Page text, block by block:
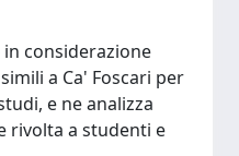
considerazione
a Ca' Foscari per
e ne analizza
rivolta a studenti e